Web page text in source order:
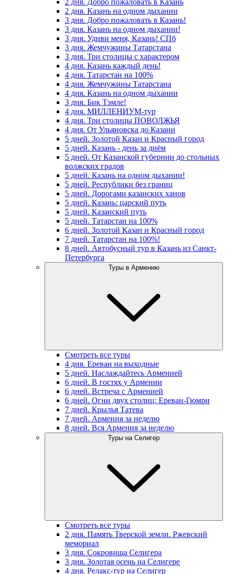
2 дня. Добро пожаловать в Казань
2 дня. Казань на одном дыхании
3 дня. Добро пожаловать в Казань!
3 дня. Казань на одном дыхании!
3 дня. Удиви меня, Казань! СПб
3 дня. Жемчужины Татарстана
3 дня. Три столицы с характером
4 дня. Казань каждый день!
4 дня. Татарстан на 100%
4 дня. Жемчужины Татарстана
4 дня. Казань на одном дыхании
3 дня. Бик Тэмле!
4 дня. МИЛЛЕНИУМ-тур
4 дня. Три столицы ПОВОЛЖЬЯ
4 дня. От Ульяновска до Казани
5 дней. Золотой Казан и Красный город
5 дней. Казань - день за днём
5 дней. От Казанской губернии до стольных
волжских градов
5 дней. Казань на одном дыхании!
5 дней. Республики без границ
5 дней. Дорогами казанских ханов
5 дней. Казань: царский путь
5 дней. Казанский путь
5 дней. Татарстан на 100%
6 дней. Золотой Казан и Красный город
7 дней. Татарстан на 100%!
8 дней. Автобусный тур в Казань из Санкт-
Петербурга
Туры в Армению
Смотреть все туры
4 дня. Ереван на выходные
5 дней. Наслаждайтесь Арменией
6 дней. В гостях у Армении
6 дней. Встреча с Арменией
6 дней. Огни двух столиц: Ереван-Гюмри
7 дней. Крылья Татева
7 дней. Армения за неделю
8 дней. Вся Армения за неделю
Туры на Селигер
Смотреть все туры
2 дня. Память Тверской земли. Ржевский
мемориал
3 дня. Сокровища Селигера
3 дня. Золотая осень на Селигере
4 дня. Релакс-тур на Селигер